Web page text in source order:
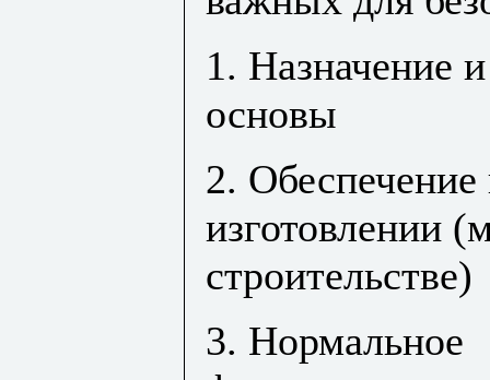
1. Назначение
основы
2. Обеспечение
изготовлении
строительстве)
3. Нормальное